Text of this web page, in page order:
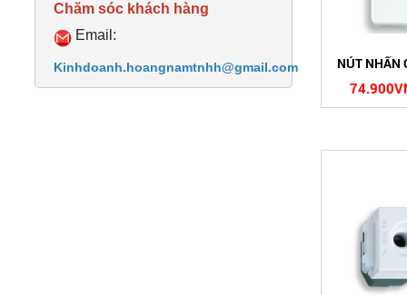
Chăm sóc khách hàng
Email:
Kinhdoanh.hoangnamtnhh@gmail.com NÚT NHẤN